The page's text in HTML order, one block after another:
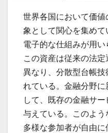
世界各国において価
象として関心を集め
電子的な仕組みが用い
この資産は従来の法
異なり、分散型台帳
れている。金融分野
して、既存の金融サ
与えている。このよう
多様な参加者が自由